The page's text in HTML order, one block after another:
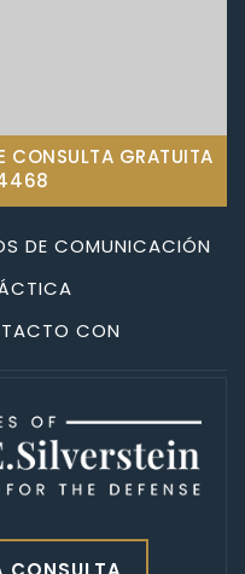
CONSULTA GRATUITA
DE COMUNICACIÓN
CON